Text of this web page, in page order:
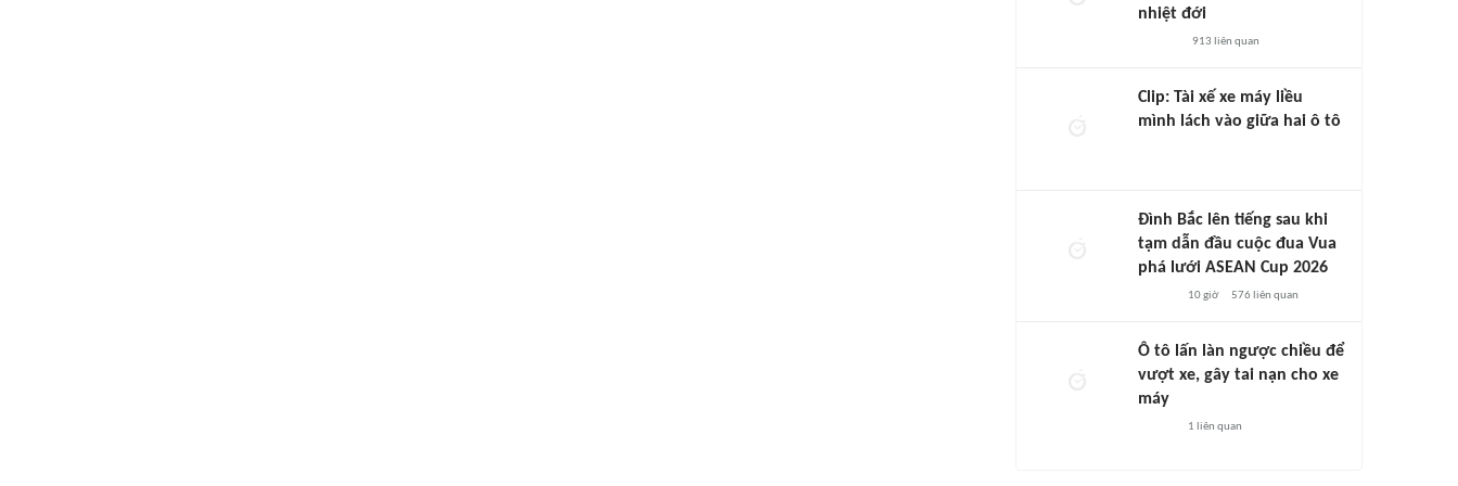
nhiệt đới
913 liên quan
Clip: Tài xế xe máy liều
mình lách vào giữa hai ô tô
Đình Bắc lên tiếng sau khi
tạm dẫn đầu cuộc đua Vua
phá lưới ASEAN Cup 2026
10 giờ 576 liên quan
Ô tô lấn làn ngược chiều để
vượt xe, gây tai nạn cho xe
máy
1 liên quan